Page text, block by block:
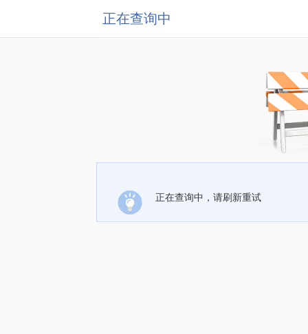
正在查询中
正在查询中，请刷新重试